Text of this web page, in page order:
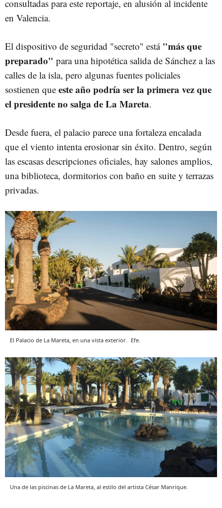
consultadas para este reportaje, en alusión al incidente
en Valencia.
El dispositivo de seguridad "secreto" está "más que
preparado" para una hipotética salida de Sánchez a las
calles de la isla, pero algunas fuentes policiales
sostienen que este año podría ser la primera vez que
el presidente no salga de La Mareta.
Desde fuera, el palacio parece una fortaleza encalada
que el viento intenta erosionar sin éxito. Dentro, según
las escasas descripciones oficiales, hay salones amplios,
una biblioteca, dormitorios con baño en suite y terrazas
privadas.
El Palacio de La Mareta, en una vista exterior. Efe.
Una de las piscinas de La Mareta, al estilo del artista César Manrique.